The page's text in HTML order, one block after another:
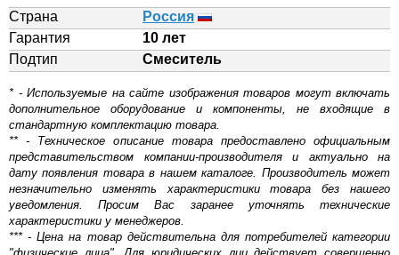
Страна
Россия
Гарантия
10 лет
Подтип
Смеситель
* - Используемые на сайте изображения товаров могут включать
дополнительное оборудование и компоненты, не входящие в
стандартную комплектацию товара.
** - Техническое описание товара предоставлено официальным
представительством компании-производителя и актуально на
дату появления товара в нашем каталоге. Производитель может
незначительно изменять характеристики товара без нашего
уведомления. Просим Вас заранее уточнять технические
характеристики у менеджеров.
*** - Цена на товар действительна для потребителей категории